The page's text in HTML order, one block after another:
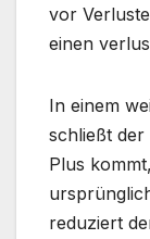
vor
einen
In einem
schließt der
Plus
reduziert